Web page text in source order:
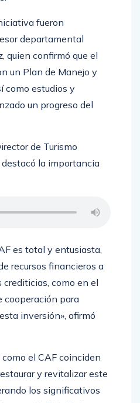
fueron
departamental
quien confirmó que el
un Plan de Manejo y
como estudios y
un progreso del
de Turismo
la importancia
es total y entusiasta,
recursos financieros a
como en el
cooperación para
inversión», afirmó
el CAF coinciden
y revitalizar este
los significativos